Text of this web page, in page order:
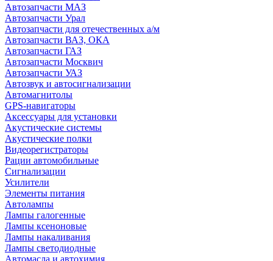
Автозапчасти МАЗ
Автозапчасти Урал
Автозапчасти для отечественных а/м
Автозапчасти ВАЗ, ОКА
Автозапчасти ГАЗ
Автозапчасти Москвич
Автозапчасти УАЗ
Автозвук и автосигнализации
Автомагнитолы
GPS-навигаторы
Аксессуары для установки
Акустические системы
Акустические полки
Видеорегистраторы
Рации автомобильные
Сигнализации
Усилители
Элементы питания
Автолампы
Лампы галогенные
Лампы ксеноновые
Лампы накаливания
Лампы светодиодные
Автомасла и автохимия